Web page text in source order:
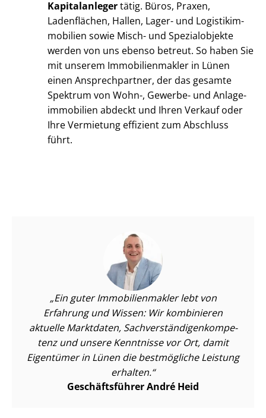
Kapitalanlegertätig. Büros, Praxen,
Ladenflächen, Hallen, Lager- und Lo­gis­tik­im­
mo­bi­li­en sowie Misch- und Spezialobjekte
werden von uns ebenso betreut. So haben Sie
mit unserem Im­mo­bi­li­en­mak­ler in Lünen
einen Ansprechpartner, der das gesamte
Spektrum von Wohn-, Gewerbe- und An­la­ge­
im­mo­bi­li­en abdeckt und Ihren Verkauf oder
Ihre Vermietung effizient zum Abschluss
führt.
Ein guter Im­mo­bi­li­en­mak­ler lebt von
Erfahrung und Wissen: Wir kombinieren
aktuelle Marktdaten, Sach­ver­stän­di­gen­kom­pe­
tenz und unsere Kenntnisse vor Ort, damit
Eigentümer in Lünen die bestmögliche Leistung
erhalten.
Geschäftsführer André Heid